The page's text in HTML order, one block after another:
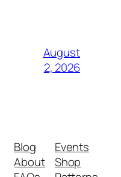
August
2, 2026
Blog
About
Events
Shop